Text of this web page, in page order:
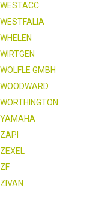
WESTACC
WESTFALIA
WHELEN
WIRTGEN
WOLFLE GMBH
WOODWARD
WORTHINGTON
YAMAHA
ZAPI
ZEXEL
ZF
ZIVAN